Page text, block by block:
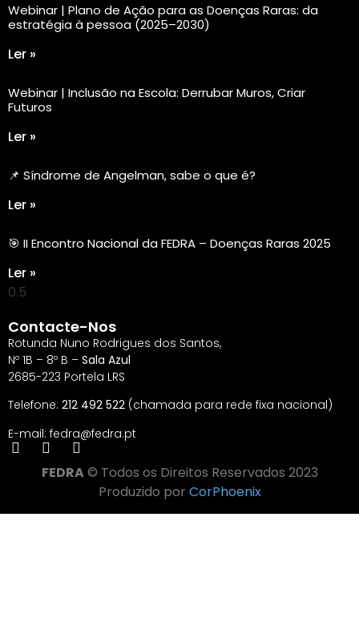
Webinar | Plano de Ação para as Doenças Raras: da
estratégia à pessoa (2025–2030)
Ler »
Webinar | Inclusão na Escola: Derrubar Muros, Criar
Futuros
Ler »
📌 Síndrome de Angelman, sabe o que é?
Ler »
🎯 II Encontro Nacional da FEDRA – Doenças Raras 2025
Ler »
Contacte-Nos
Rotunda Nuno Rodrigues dos Santos,
Nº 1B – 8º B – Sala Azul
2685-223 Portela LRS
Telefone: 212 492 522 (chamada para rede fixa nacional)
E-mail: fedra@fedra.pt
FEDRA© Todos os Direitos Reservados 2023
Produzido por CorPhoenix